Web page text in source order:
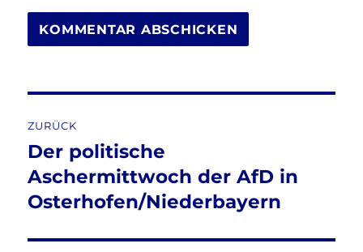
ZURÜCK
Vorheriger
Beitrag:
Der politische
Aschermittwoch der AfD in
Osterhofen/Niederbayern